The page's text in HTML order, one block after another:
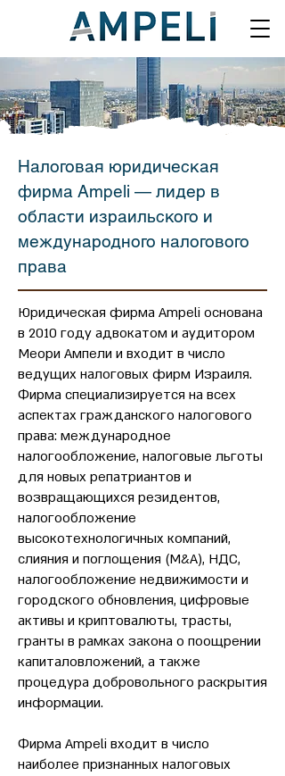
Налоговая юридическая
фирма Ampeli — лидер в
области израильского и
международного налогового
права
Юридическая фирма Ampeli основана
в 2010 году адвокатом и аудитором
Меори Ампели и входит в число
ведущих налоговых фирм Израиля.
Фирма специализируется на всех
аспектах гражданского налогового
права: международное
налогообложение, налоговые льготы
для новых репатриантов и
возвращающихся резидентов,
налогообложение
высокотехнологичных компаний,
слияния и поглощения (M&A), НДС,
налогообложение недвижимости и
городского обновления, цифровые
активы и криптовалюты, трасты,
гранты в рамках закона о поощрении
капиталовложений, а также
процедура добровольного раскрытия
информации.
Фирма Ampeli входит в число
наиболее признанных налоговых